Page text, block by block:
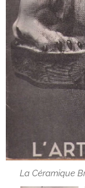
La Céramique
La Céramique
La Céramique